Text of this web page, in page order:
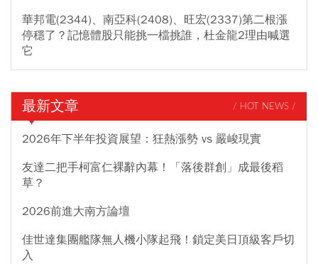
華邦電(2344)、南亞科(2408)、旺宏(2337)第二根漲
停穩了？記憶體股只能挑一檔挑誰，杜金龍2理由喊選
它
最新文章 / HOT NEWS /
2026年下半年投資展望：狂熱漲勢 vs 嚴峻現實
友達二把手柯富仁裸辭內幕！「落後群創」成最後稻
草？
2026前進大南方論壇
佳世達集團艦隊無人機小隊起飛！鎖定美日頂級客戶切
入